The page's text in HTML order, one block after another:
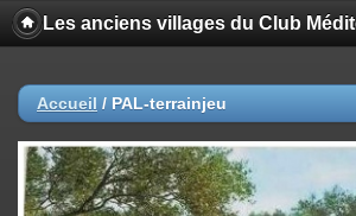
Les anciens villages du Club
Accueil / PAL-terrainjeu